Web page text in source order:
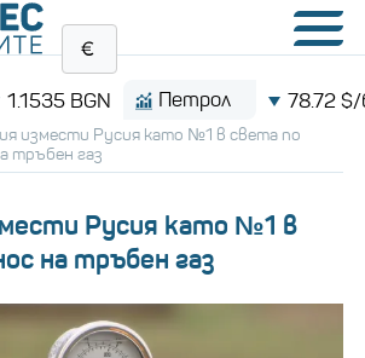
BGN Петрол 78.72 $/барел
измести Русия като №1 в света по
тръбен газ
Русия като №1 в
на тръбен газ